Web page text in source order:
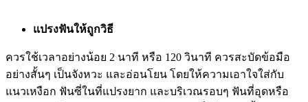
แปรงฟันให้ถูกวิธี
ควรใช้เวลาอย่างน้อย 2 นาที หรือ 120 วินาที ควรสะบัดข้อมือ
อย่างสั้นๆ เป็นจังหวะ และอ่อนโยน โดยให้ความเอาใจใส่กับ
แนวเหงือก ฟันซี่ในที่แปรงยาก และบริเวณรอบๆ ฟันที่อุดหรือ